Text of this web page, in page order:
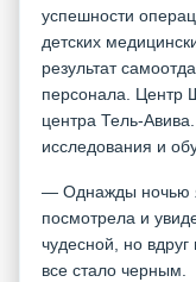
успешности
детских
результат
персонала. Центр
центра Тель-
исследования и
— Однажды ночью
посмотрела и
чудесной, но
все стало черным.